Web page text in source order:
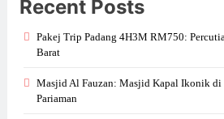
Recent Posts
Pakej Trip Padang 4H3M RM750:
Barat
Masjid Al Fauzan: Masjid Kapal Ikonik di
Pariaman